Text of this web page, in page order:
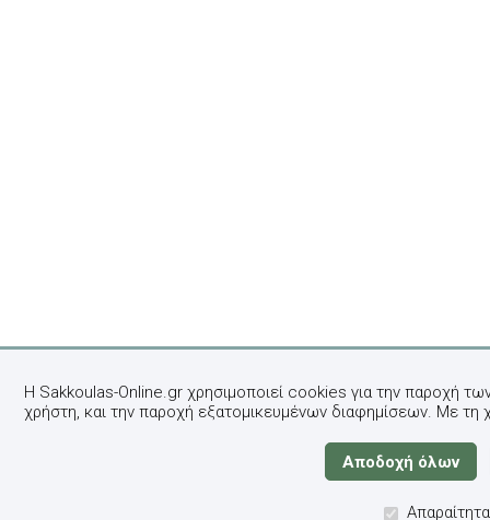
Η Sakkoulas-Online.gr χρησιμοποιεί cookies για την παροχή
χρήστη, και την παροχή εξατομικευμένων διαφημίσεων. Με